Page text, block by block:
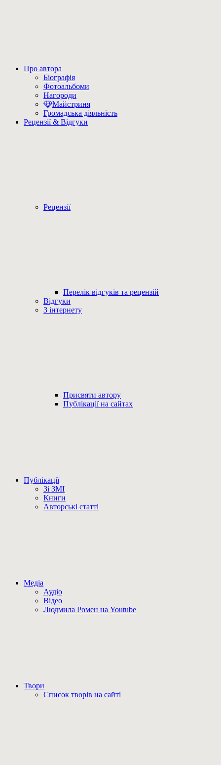
Про автора
Біографія
Фотоальбоми
Нагороди
Майстриня
Громадська діяльність
Рецензії & Відгуки
Рецензії
Перелік відгуків та рецензій
Відгуки
З інтернету
Присвяти автору
Публікації на сайтах
Публікації
Зі ЗМІ
Книги
Авторські статті
Медіа
Аудіо
Відео
Людмила Ромен на Youtube
Твори
Список творів на сайті